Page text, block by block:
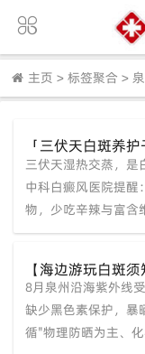
主页 > 标签聚合 >
「三伏天白斑养
重诱因，福建泉州
实用知识
三伏天湿热交蒸，是
中科白癜风医院提醒
物，少吃辛辣与富含
【海边游玩白斑
缺少黑色素保护
斑防护方案
8月泉州沿海紫外线
缺少黑色素保护，暴
循"物理防晒为主、